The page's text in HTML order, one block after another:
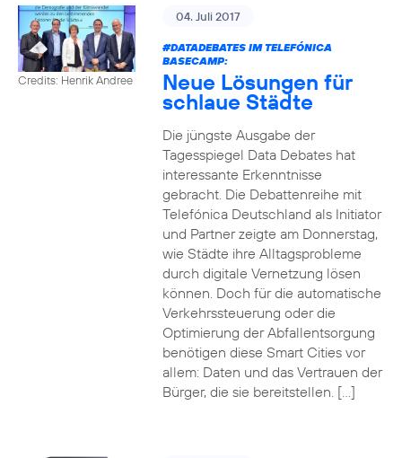
Credits: Henrik Andree
04. Juli 2017
#DATADEBATESIM TELEFÓNICA
BASECAMP:
Neue Lösungen für
schlaue Städte
Die jüngste Ausgabe der
Tagesspiegel Data Debates hat
interessante Erkenntnisse
gebracht. Die Debattenreihe mit
Telefónica Deutschland als Initiator
und Partner zeigte am Donnerstag,
wie Städte ihre Alltagsprobleme
durch digitale Vernetzung lösen
können. Doch für die automatische
Verkehrssteuerung oder die
Optimierung der Abfallentsorgung
benötigen diese Smart Cities vor
allem: Daten und das Vertrauen der
Bürger, die sie bereitstellen. […]